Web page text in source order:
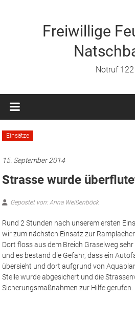
Freiwillige
Notruf 122
Einsätze
15. September 2014
Strasse wurde
Gepostet von: Anna Weißenböck
Rund 2 Stunden nach unserem ersten
wir zum nächsten Einsatz zur
Dort floss aus dem Breich Graselweg
und es bestand die Gefahr, dass ein
übersieht und dort aufgrund von
Stelle wurde abgesichert und die
Sicherungsmaßnahmen zur Hilfe gerufen.